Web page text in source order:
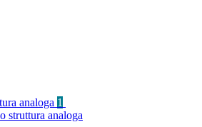
analoga 1
struttura analoga